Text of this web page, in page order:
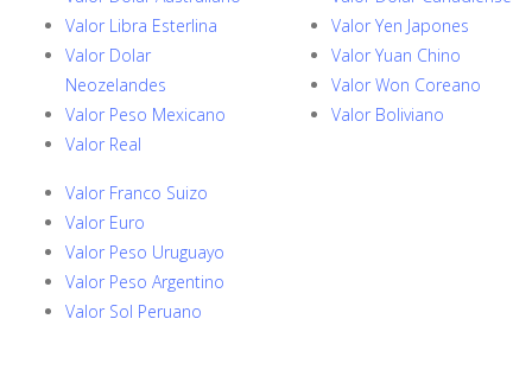
Valor Libra Esterlina
Valor Dolar
Neozelandes
Valor Peso Mexicano
Valor Real
Valor Yen Japones
Valor Yuan Chino
Valor Won Coreano
Valor Boliviano
Valor Franco Suizo
Valor Euro
Valor Peso Uruguayo
Valor Peso Argentino
Valor Sol Peruano